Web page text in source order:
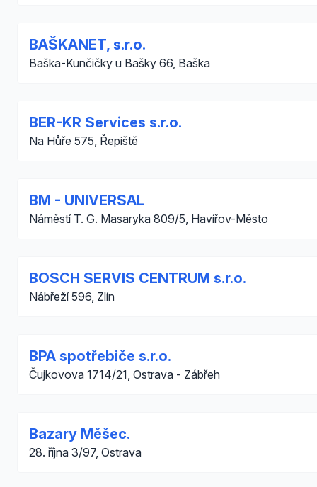
BAŠKANET, s.r.o.
Baška-Kunčičky u Bašky 66, Baška
BER-KR Services s.r.o.
Na Hůře 575, Řepiště
BM - UNIVERSAL
Náměstí T. G. Masaryka 809/5, Havířov-Město
BOSCH SERVIS CENTRUM s.r.o.
Nábřeží 596, Zlín
BPA spotřebiče s.r.o.
Čujkovova 1714/21, Ostrava - Zábřeh
Bazary Měšec.
28. října 3/97, Ostrava